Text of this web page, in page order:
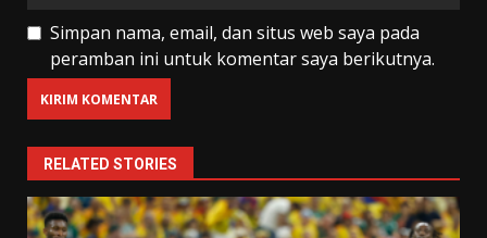
Simpan nama, email, dan situs web saya pada
peramban ini untuk komentar saya berikutnya.
RELATED STORIES